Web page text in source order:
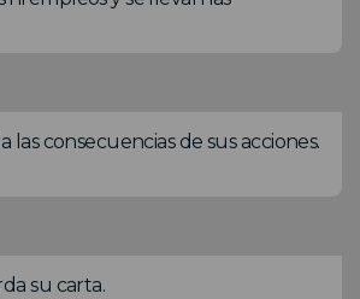
consecuencias de sus acciones.
su carta.